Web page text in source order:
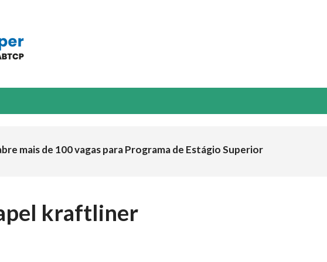
mais de 100 vagas para Programa de Estágio Superior
kraftliner